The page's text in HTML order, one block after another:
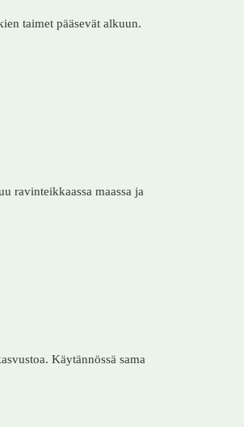
taimet pääsevät alkuun.
ravinteikkaassa maassa ja
Käytännössä sama